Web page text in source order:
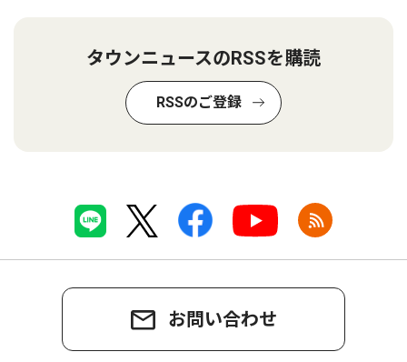
タウンニュースのRSSを購読
RSSのご登録
お問い合わせ